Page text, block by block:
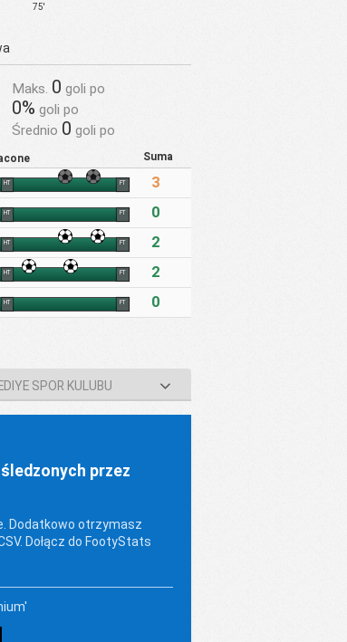
75'
Maks. 0 goli po
0% goli po
Średnio 0 goli po
Suma
HT FT 3
HT FT 0
HT FT 2
HT FT 2
HT FT 0
SPOR KULUBU
przez
Dodatkowo otrzymasz
Dołącz do FootyStats